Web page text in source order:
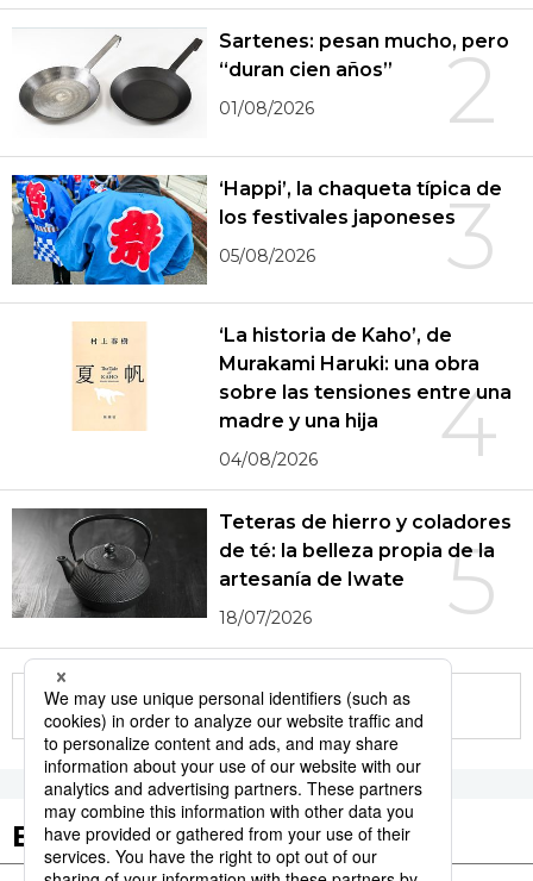
2
Sartenes: pesan mucho, pero
“duran cien años”
01/08/2026
3
‘Happi’, la chaqueta típica de
los festivales japoneses
05/08/2026
4
‘La historia de Kaho’, de
Murakami Haruki: una obra
sobre las tensiones entre una
madre y una hija
04/08/2026
5
Teteras de hierro y coladores
de té: la belleza propia de la
artesanía de Iwate
18/07/2026
More in this series
Etiquetas destacadas